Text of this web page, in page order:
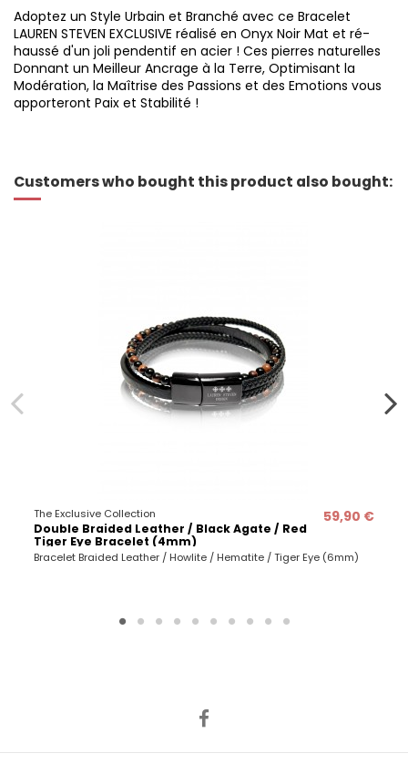
Adoptez un Style Urbain et Branché avec ce Bracelet
LAUREN STEVEN EXCLUSIVE réalisé en Onyx Noir Mat et ré-
haussé d'un joli pendentif en acier ! Ces pierres naturelles
Donnant un Meilleur Ancrage à la Terre, Optimisant la
Modération, la Maîtrise des Passions et des Emotions vous
apporteront Paix et Stabilité !
Customers who bought this product also bought:
The Exclusive Collection
Double Braided Leather / Black Agate / Red
Tiger Eye Bracelet (4mm)
59,90 €
Bracelet Braided Leather / Howlite / Hematite / Tiger Eye (6mm)